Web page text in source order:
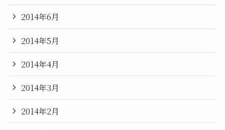
2014年6月
2014年5月
2014年4月
2014年3月
2014年2月